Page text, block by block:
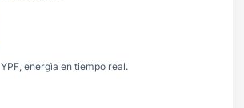
YPF, energìa en tiempo real.